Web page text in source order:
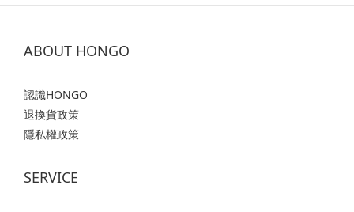
ABOUT HONGO
認識HONGO
退換貨政策
隱私權政策
SERVICE